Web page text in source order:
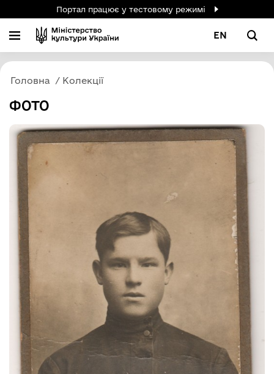
Портал працює у тестовому режимі
EN
Головна Колекції
ФОТО